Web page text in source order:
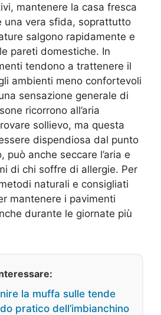
mantenere la casa fresca
una vera sfida, soprattutto
salgono rapidamente e
pareti domestiche. In
tendono a trattenere il
ambienti meno confortevoli
sensazione generale di
ricorrono all’aria
sollievo, ma questa
dispendiosa dal punto
può anche seccare l’aria e
di chi soffre di allergie. Per
naturali e consigliati
mantenere i pavimenti
durante le giornate più
la muffa sulle tende
pratico dell’imbianchino